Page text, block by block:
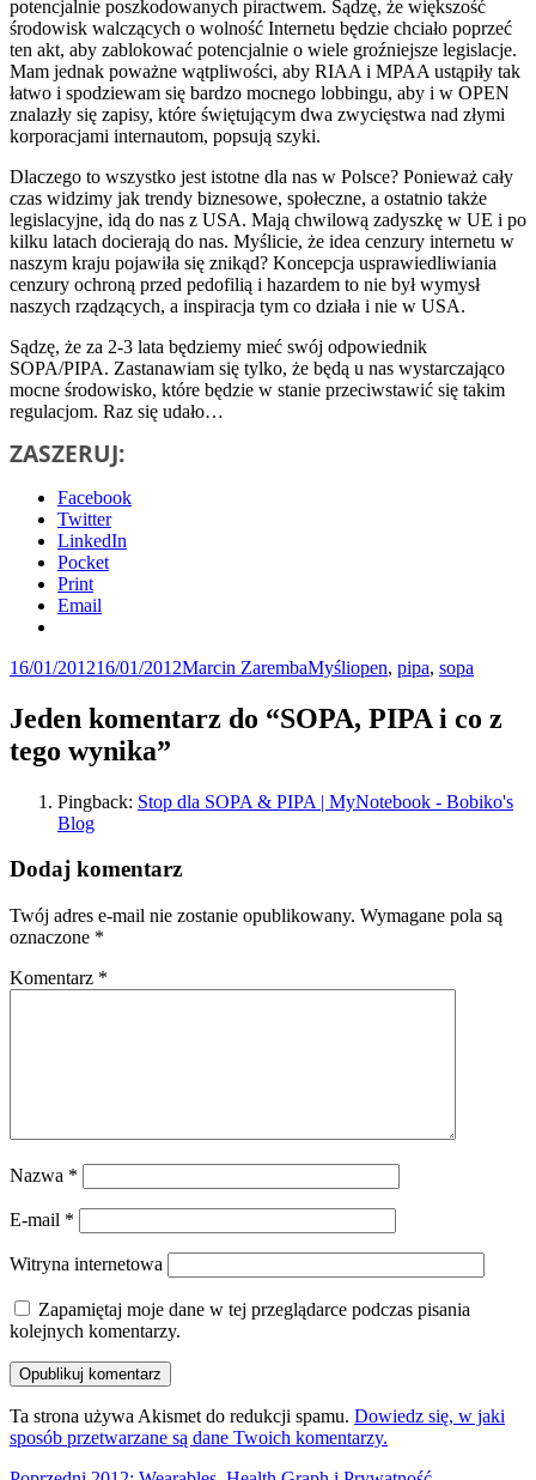
potencjalnie poszkodowanych piractwem. Sądzę, że większość
środowisk walczących o wolność Internetu będzie chciało poprzeć
ten akt, aby zablokować potencjalnie o wiele groźniejsze legislacje.
Mam jednak poważne wątpliwości, aby RIAA i MPAA ustąpiły tak
łatwo i spodziewam się bardzo mocnego lobbingu, aby i w OPEN
znalazły się zapisy, które świętującym dwa zwycięstwa nad złymi
korporacjami internautom, popsują szyki.
Dlaczego to wszystko jest istotne dla nas w Polsce? Ponieważ cały
czas widzimy jak trendy biznesowe, społeczne, a ostatnio także
legislacyjne, idą do nas z USA. Mają chwilową zadyszkę w UE i po
kilku latach docierają do nas. Myślicie, że idea cenzury internetu w
naszym kraju pojawiła się znikąd? Koncepcja usprawiedliwiania
cenzury ochroną przed pedofilią i hazardem to nie był wymysł
naszych rządzących, a inspiracja tym co działa i nie w USA.
Sądzę, że za 2-3 lata będziemy mieć swój odpowiednik
SOPA/PIPA. Zastanawiam się tylko, że będą u nas wystarczająco
mocne środowisko, które będzie w stanie przeciwstawić się takim
regulacjom. Raz się udało…
ZASZERUJ:
Facebook
Twitter
LinkedIn
Pocket
Print
Email
Data
16/01/201216/01/2012Autor
Marcin ZarembaKategorie
MyśliTagi
open, pipa, sopa
Jeden komentarz do “SOPA, PIPA i co z
tego wynika”
Pingback: Stop dla SOPA & PIPA | MyNotebook - Bobiko's
Blog
Dodaj komentarz
Twój adres e-mail nie zostanie opublikowany. Wymagane pola są
oznaczone *
Komentarz *
Nazwa *
E-mail *
Witryna internetowa
Zapamiętaj moje dane w tej przeglądarce podczas pisania
kolejnych komentarzy.
Ta strona używa Akismet do redukcji spamu. Dowiedz się, w jaki
sposób przetwarzane są dane Twoich komentarzy.